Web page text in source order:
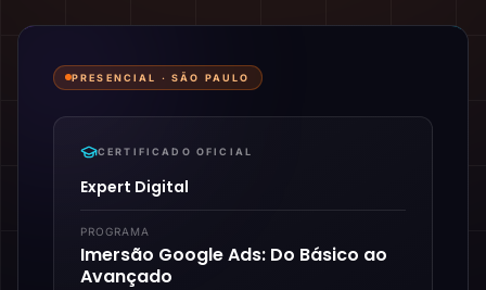
PRESENCIAL ·SÃO PAULO
CERTIFICADO OFICIAL
Expert Digital
PROGRAMA
Imersão Google Ads: Do Básico ao
Avançado